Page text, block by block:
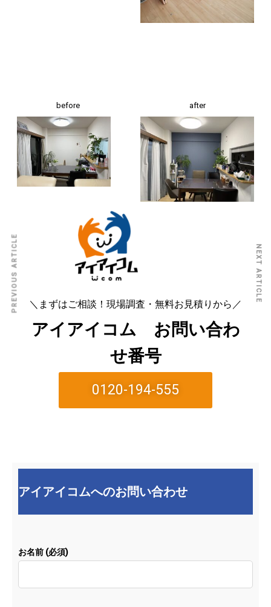
before after
＼まずはご相談！現場調査・無料お見積りから／
アイアイコム お問い合わ
せ番号
0120-194-555
アイアイコムへのお問い合わせ
お名前 (必須)
PREVIOUS ARTICLE NEXT ARTICLE